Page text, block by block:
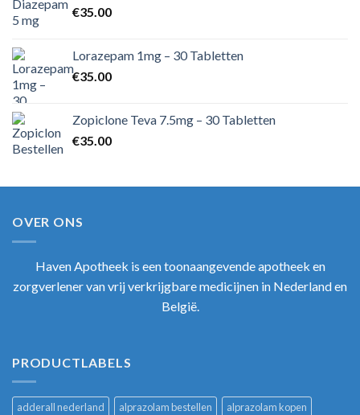
€35.00
Lorazepam 1mg – 30 Tabletten
€35.00
Zopiclone Teva 7.5mg – 30 Tabletten
€35.00
OVER ONS
Haven Apotheek is een toonaangevende apotheek en
zorgverlener van vrij verkrijgbare medicijnen in Nederland en
België.
PRODUCTLABELS
adderall nederland alprazolam bestellen
alprazolam kopen